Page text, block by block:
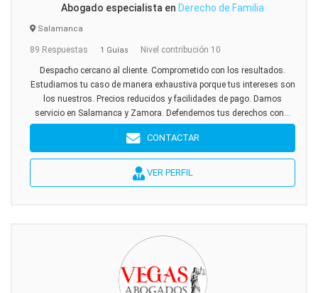
Abogado especialista en Derecho de Familia
Salamanca
89 Respuestas 1 Guías Nivel contribución 10
Despacho cercano al cliente. Comprometido con los resultados.
Estudiamos tu caso de manera exhaustiva porque tus intereses son
los nuestros. Precios reducidos y facilidades de pago. Damos
servicio en Salamanca y Zamora. Defendemos tus derechos con...
CONTACTAR
VER PERFIL